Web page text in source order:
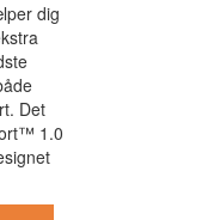
dig
Det
1.0